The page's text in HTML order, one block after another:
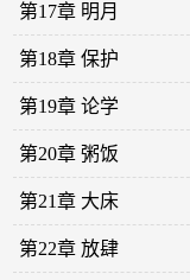
第17章 明月
第18章 保护
第19章 论学
第20章 粥饭
第21章 大床
第22章 放肆